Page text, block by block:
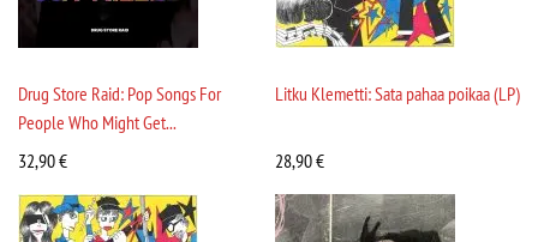
Drug Store Raid: Pop Songs For
People Who Might Get...
32,90€
Litku Klemetti: Sata pahaa poikaa (LP)
28,90€